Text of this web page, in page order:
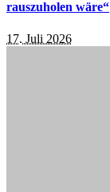
rauszuholen wäre“
17. Juli 2026